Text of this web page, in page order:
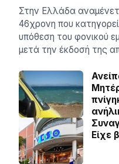
Στην Ελλάδα
46χρονη που
υπόθεση του φονικού
μετά την έκδοσή της
Είχε